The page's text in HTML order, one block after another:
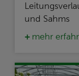
und Sahms
mehr